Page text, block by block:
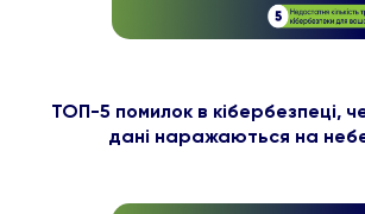
ТОП-5 помилок в кібербезпеці,
дані наражаються на